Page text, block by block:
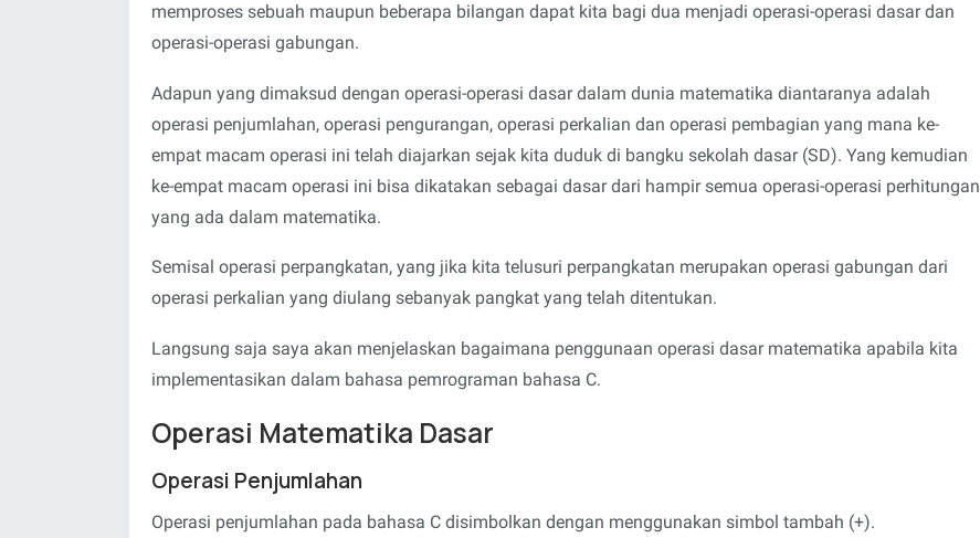
memproses sebuah maupun beberapa bilangan dapat kita bagi dua menjadi operasi-operasi dasar dan
operasi-operasi gabungan.
Adapun yang dimaksud dengan operasi-operasi dasar dalam dunia matematika diantaranya adalah
operasi penjumlahan, operasi pengurangan, operasi perkalian dan operasi pembagian yang mana ke-
empat macam operasi ini telah diajarkan sejak kita duduk di bangku sekolah dasar (SD). Yang kemudian
ke-empat macam operasi ini bisa dikatakan sebagai dasar dari hampir semua operasi-operasi perhitungan
yang ada dalam matematika.
Semisal operasi perpangkatan, yang jika kita telusuri perpangkatan merupakan operasi gabungan dari
operasi perkalian yang diulang sebanyak pangkat yang telah ditentukan.
Langsung saja saya akan menjelaskan bagaimana penggunaan operasi dasar matematika apabila kita
implementasikan dalam bahasa pemrograman bahasa C.
Operasi Matematika Dasar
Operasi Penjumlahan
Operasi penjumlahan pada bahasa C disimbolkan dengan menggunakan simbol tambah (+).